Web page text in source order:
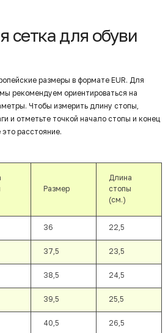
сетка для обуви
размеры в формате EUR. Для
рекомендуем ориентироваться на
Чтобы измерить длину стопы,
и отметьте точкой начало стопы и конец
расстояние.
Размер
Длина
стопы
(см.)
36 22,5
37,5 23,5
38,5 24,5
39,5 25,5
40,5 26,5